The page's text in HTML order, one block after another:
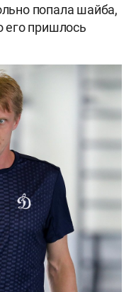
попала шайба,
его пришлось